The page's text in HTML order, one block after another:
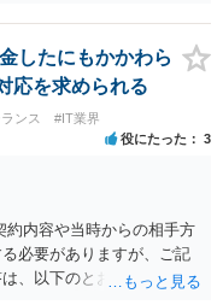
ラムの著作権は原則とし
担している場合でも、そ
ありません。 一方、利用
含むソフトウェアを契約
まることが多く、その具
たとえば、当該利用者の
も同様の機能を提供でき
るのが一般的です。 ま
追加機能の著作権を利用
せつつ利用者に独占的な
能です。 したがって、費
のではなく、著作物を創
したにもかかわら
応を求められる
ンス #IT業界
役にたった 3
約内容や当時からの相手方
必要がありますが、ご記
、以下のとおりです。 ①